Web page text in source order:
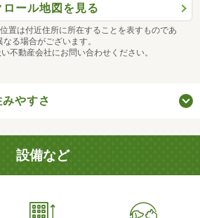
ロール地図を見る
置は付近住所に所在することを表すものであ
る場合がございます。
不動産会社にお問い合わせください。
やすさ
設備など